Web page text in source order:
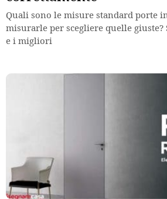
Quali sono le misure standard porte
misurarle per scegliere quelle giuste?
e i migliori